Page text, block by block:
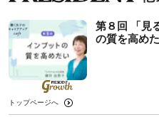
第８回 「見
の質を高めた
トップページへ